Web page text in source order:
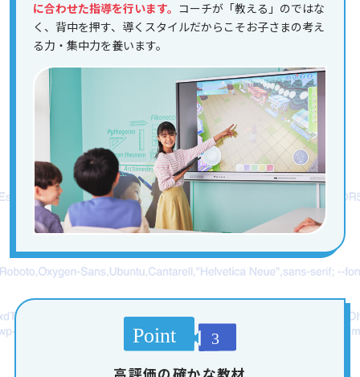
に合わせた指導を行います。 コーチが「教える」のではな
く、背中を押す、導くスタイルだからこそお子さまの考え
る力・集中力を養います。